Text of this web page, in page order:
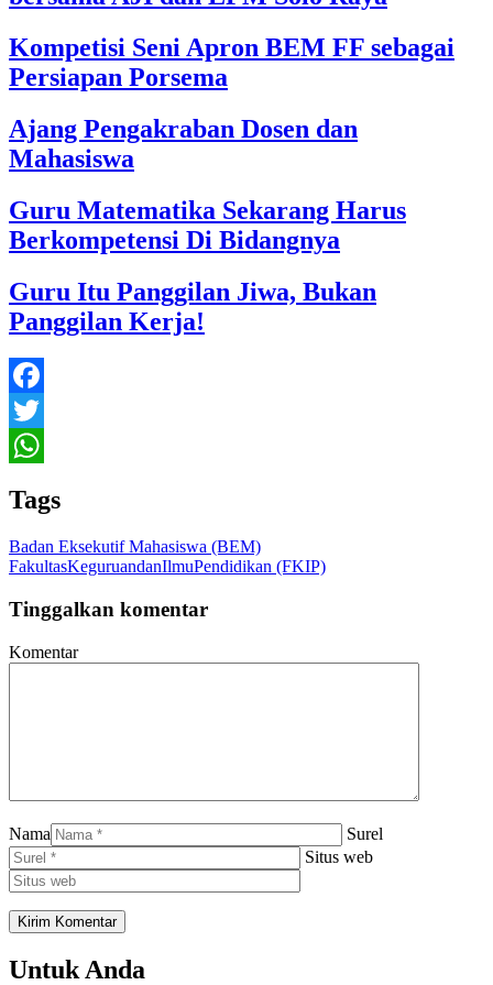
Kompetisi Seni Apron BEM FF sebagai
Persiapan Porsema
Ajang Pengakraban Dosen dan
Mahasiswa
Guru Matematika Sekarang Harus
Berkompetensi Di Bidangnya
Guru Itu Panggilan Jiwa, Bukan
Panggilan Kerja!
Facebook
Twitter
Tags
Badan Eksekutif Mahasiswa (BEM)
FakultasKeguruandanIlmuPendidikan (FKIP)
Tinggalkan komentar
Komentar
Nama
Surel
Situs web
Untuk Anda